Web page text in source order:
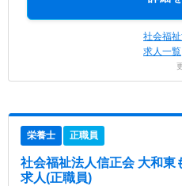
社会福
求人一覧
栄養士 正職員
社会福祉法人信正会 大和東
求人(正職員)